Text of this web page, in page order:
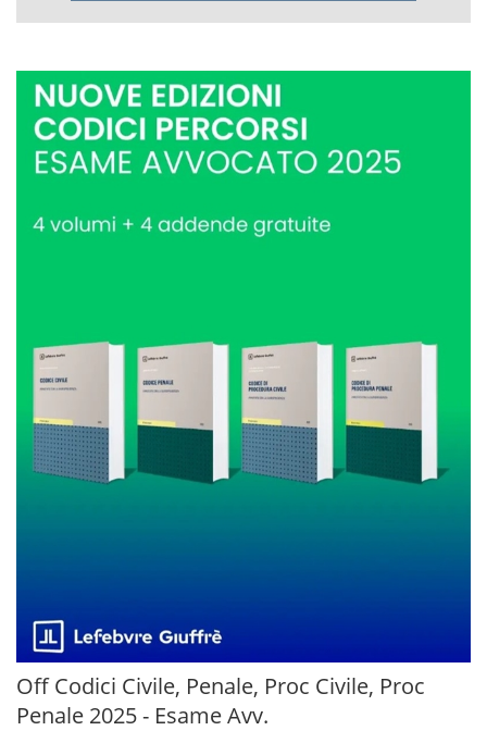
Off Codici Civile, Penale, Proc Civile, Proc
Penale 2025 - Esame Avv.